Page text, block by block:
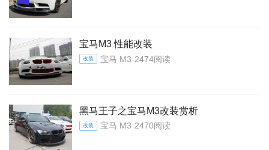
宝马M3 性能改装
改装 宝马 M3 2474阅读
黑马王子之宝马M3改装赏析
改装 宝马 M3 2470阅读